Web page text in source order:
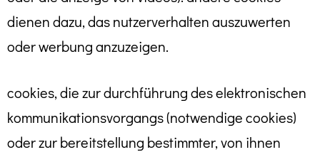
dienen dazu, das nutzerverhalten auszuwerten
oder werbung anzuzeigen.
cookies, die zur durchführung des elektronischen
kommunikationsvorgangs (notwendige cookies)
oder zur bereitstellung bestimmter, von ihnen